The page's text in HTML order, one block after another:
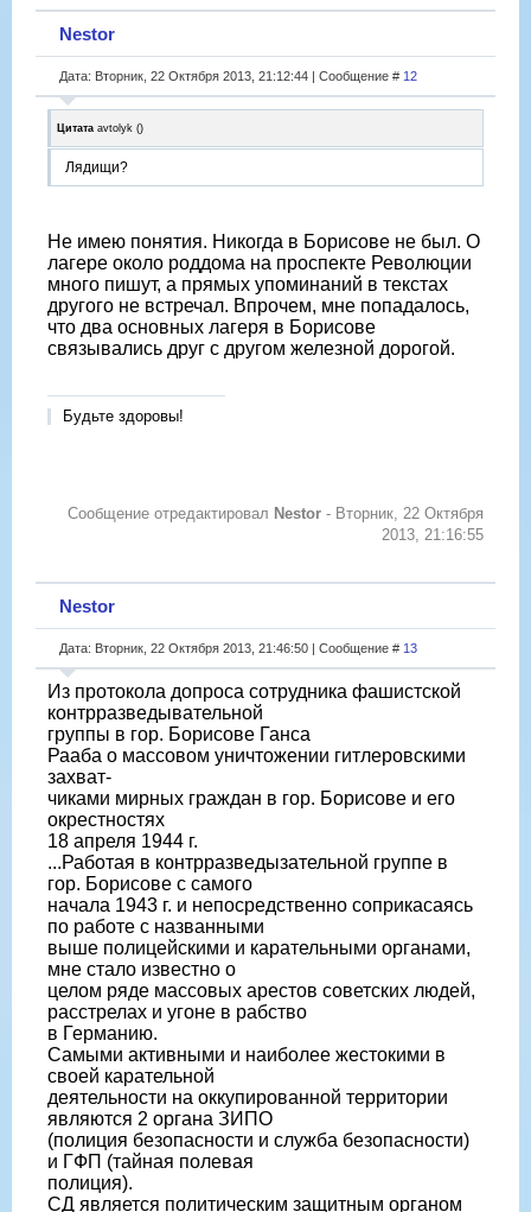
Nestor
Дата: Вторник, 22 Октября 2013, 21:12:44 | Сообщение # 12
Цитата avtolyk ()
Лядищи?
Не имею понятия. Никогда в Борисове не был. О
лагере около роддома на проспекте Революции
много пишут, а прямых упоминаний в текстах
другого не встречал. Впрочем, мне попадалось,
что два основных лагеря в Борисове
связывались друг с другом железной дорогой.
Будьте здоровы!
Сообщение отредактировал Nestor - Вторник, 22 Октября
2013, 21:16:55
Nestor
Дата: Вторник, 22 Октября 2013, 21:46:50 | Сообщение # 13
Из протокола допроса сотрудника фашистской
контрразведывательной
группы в гор. Борисове Ганса
Рааба о массовом уничтожении гитлеровскими
захват-
чиками мирных граждан в гор. Борисове и его
окрестностях
18 апреля 1944 г.
...Работая в контрразведызательной группе в
гор. Борисове с самого
начала 1943 г. и непосредственно соприкасаясь
по работе с названными
выше полицейскими и карательными органами,
мне стало известно о
целом ряде массовых арестов советских людей,
расстрелах и угоне в рабство
в Германию.
Самыми активными и наиболее жестокими в
своей карательной
деятельности на оккупированной территории
являются 2 органа ЗИПО
(полиция безопасности и служба безопасности)
и ГФП (тайная полевая
полиция).
СД является политическим защитным органом